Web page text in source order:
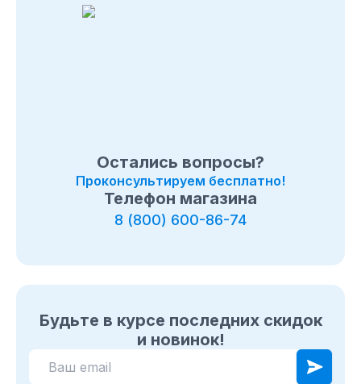
Остались вопросы?
Проконсультируем бесплатно!
Телефон магазина
8 (800) 600-86-74
Будьте в курсе последних скидок
и новинок!